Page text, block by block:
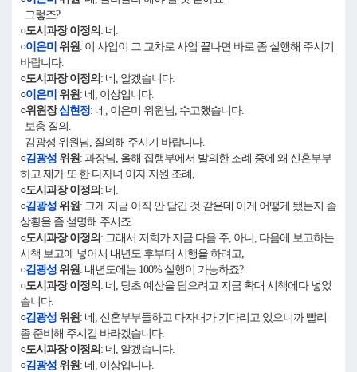
그렇죠?
○도시과장 이정의 : 네.
○이은미 위원: 이 사업이 그 교차로 사업 끝나면 바로 좀 실행해 주시기
바랍니다.
○도시과장 이정의 : 네, 알겠습니다.
○이은미 위원: 네, 이상입니다.
○위원장심현정: 네, 이은미 위원님, 수고했습니다.
보충 질의.
김광성 위원님, 질의해 주시기 바랍니다.
○김광성 위원: 과장님, 올해 집행부에서 발의한 조례 중에 왜 신혼부부
하고 제가 또 한 다자녀 이자 지원 조례,
○도시과장 이정의 : 네.
○김광성 위원: 그게 지금 아직 안 담긴 것 같은데 이게 어떻게 됐는지 좀
상황을 좀 설명해 주시죠.
○도시과장 이정의 : 그래서 저희가 지금 다음 주, 아니, 다음에 보고하는
시책 보고에 넣어서 내년도 후부터 시행을 하려고,
○김광성 위원: 내년도에는 100% 실행이 가능하죠?
○도시과장 이정의 : 네, 당초 예산을 담으려고 지금 확대 시책에다 넣었
습니다.
○김광성 위원: 네, 신혼부부들하고 다자녀가 기다리고 있으니까 빨리
좀 준비해 주시길 바라겠습니다.
○도시과장 이정의 : 네, 알겠습니다.
○김광성 위원: 네, 이상입니다.